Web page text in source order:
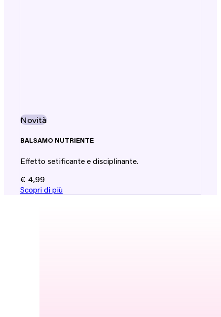
Novità
BALSAMO NUTRIENTE
Effetto setificante e disciplinante.
€ 4,99
Scopri di più